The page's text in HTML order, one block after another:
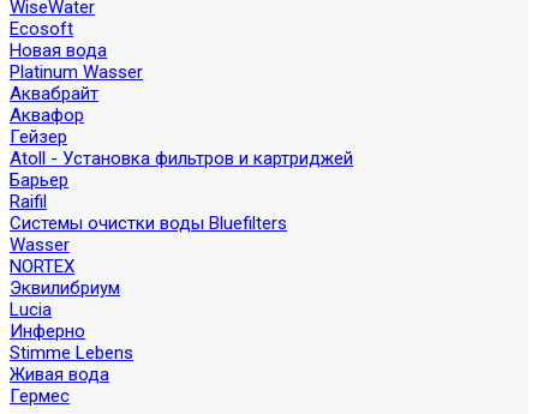
WiseWater
Ecosoft
Новая вода
Platinum Wasser
Аквабрайт
Аквафор
Гейзер
Atoll - Установка фильтров и картриджей
Барьер
Raifil
Системы очистки воды Bluefilters
Wasser
NORTEX
Эквилибриум
Lucia
Инферно
Stimme Lebens
Живая вода
Гермес